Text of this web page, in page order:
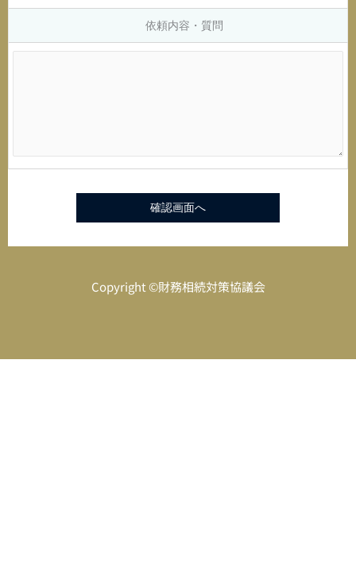
依頼内容・質問
Copyright ©財務相続対策協議会